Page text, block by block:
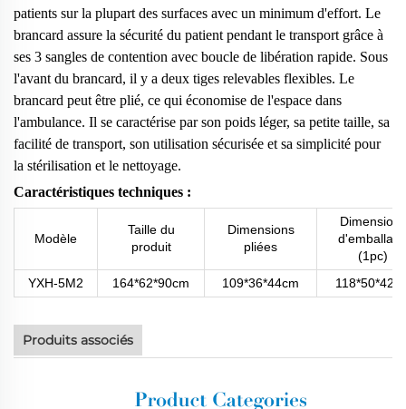
patients sur la plupart des surfaces avec un minimum d'effort. Le
brancard assure la sécurité du patient pendant le transport grâce à
ses 3 sangles de contention avec boucle de libération rapide. Sous
l'avant du brancard, il y a deux tiges relevables flexibles. Le
brancard peut être plié, ce qui économise de l'espace dans
l'ambulance. Il se caractérise par son poids léger, sa petite taille, sa
facilité de transport, son utilisation sécurisée et sa simplicité pour
la stérilisation et le nettoyage.
Caractéristiques techniques :
Modèle
Taille du
produit
Dimensions
pliées
Dimensions
(1pc)
YXH-5M2
164*62*90cm 109*36*44cm
Produits associés